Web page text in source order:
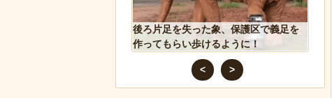
後ろ片足を失った象、保護区で義足を
作ってもらい歩けるように！
<
>